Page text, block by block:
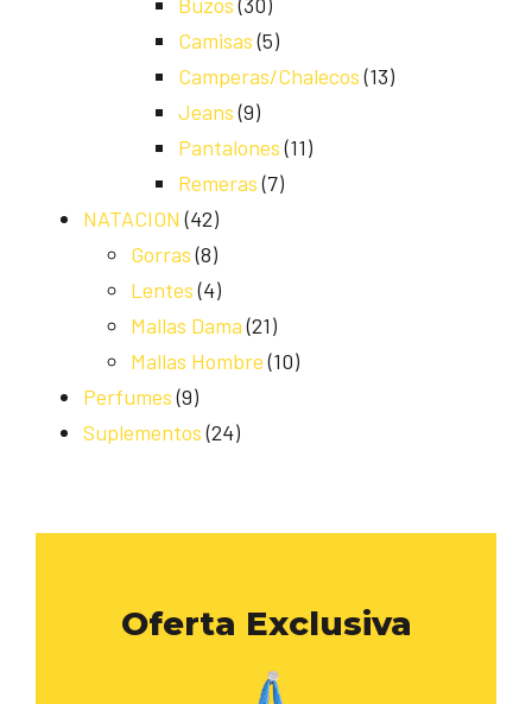
Camisas (5)
Camperas/Chalecos (13)
Jeans (9)
Pantalones (11)
Remeras (7)
NATACION (42)
Gorras (8)
Lentes (4)
Mallas Dama (21)
Mallas Hombre (10)
Perfumes (9)
Suplementos (24)
Oferta Exclusiva